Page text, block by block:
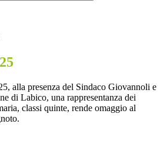
alla presenza del Sindaco Giovannoli e
di Labico, una rappresentanza dei
classi quinte, rende omaggio al